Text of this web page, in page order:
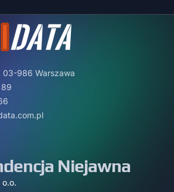
03-986 Warszawa
Niejawna
o.o.